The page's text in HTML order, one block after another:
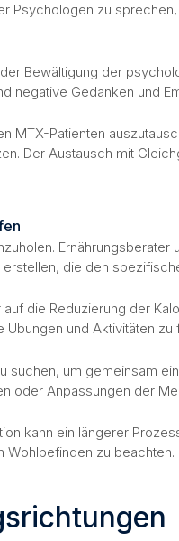
zu
Bewältigung der
negative Gedanken und
Patienten
Der Austausch mit
die den
die Reduzierung der
und Aktivitäten
um gemeinsam
Anpassungen der
kann ein längerer
Wohlbefinden zu beachten.